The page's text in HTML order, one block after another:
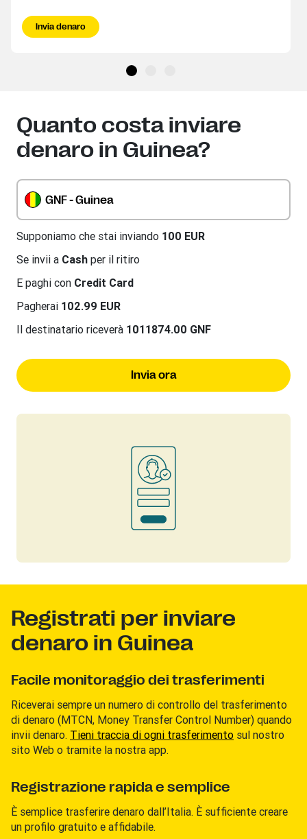
Invia denaro
Quanto costa inviare
denaro in Guinea?
GNF - Guinea
Supponiamo che stai inviando 100 EUR
Se invii a Cash per il ritiro
E paghi con Credit Card
Pagherai 102.99 EUR
Il destinatario riceverà 1011874.00 GNF
Invia ora
Registrati per inviare
denaro in Guinea
Facile monitoraggio dei trasferimenti
Riceverai sempre un numero di controllo del trasferimento
di denaro (MTCN, Money Transfer Control Number) quando
invii denaro. Tieni traccia di ogni trasferimento sul nostro
sito Web o tramite la nostra app.
Registrazione rapida e semplice
È semplice trasferire denaro dall’Italia. È sufficiente creare
un profilo gratuito e affidabile.